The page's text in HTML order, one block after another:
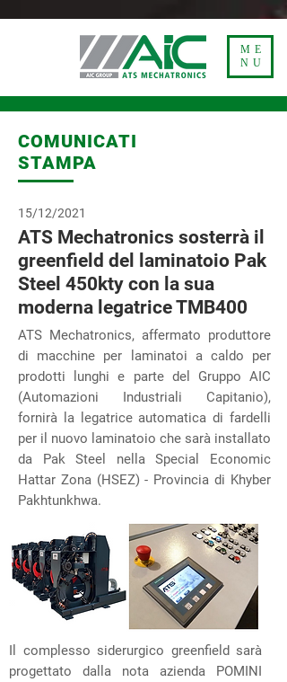
ME
NU
COMUNICATI
STAMPA
15/12/2021
ATS Mechatronics sosterrà il
greenfield del laminatoio Pak
Steel 450kty con la sua
moderna legatrice TMB400
ATS Mechatronics, affermato produttore
di macchine per laminatoi a caldo per
prodotti lunghi e parte del Gruppo AIC
(Automazioni Industriali Capitanio),
fornirà la legatrice automatica di fardelli
per il nuovo laminatoio che sarà installato
da Pak Steel nella Special Economic
Hattar Zona (HSEZ) - Provincia di Khyber
Pakhtunkhwa.
Il complesso siderurgico greenfield sarà
progettato dalla nota azienda POMINI